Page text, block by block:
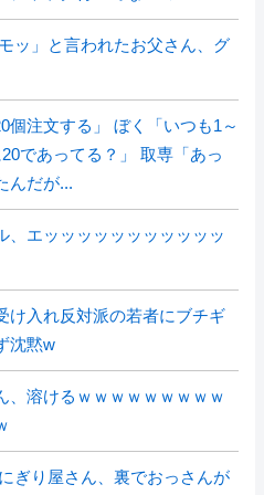
ッ」と言われたお父さん、グ
個注文する」 ぼく「いつも1～
であってる？」 取専「あっ
んだが...
、エッッッッッッッッッッッ
け入れ反対派の若者にブチギ
沈黙w
、溶けるｗｗｗｗｗｗｗｗｗ
ぎり屋さん、裏でおっさんが